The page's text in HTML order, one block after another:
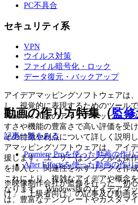
PC不具合
セキュリティ系
VPN
ウイルス対策
ファイル暗号化・ロック
データ復元・バックアップ
アイデアマッピングソフトウェアは
し、視覚的に表現するためのツール
Windows 10版のアイデアマッピング
すさや機能の豊富さで高い評価を受
その特徴や利点について詳しく説明
アマッピングソフトウェアは、アイ
援します。ユーザーはシンプルな操
を挿入し、関連性を示すリンクを作
これにより、複雑なアイデアや概念
なります。 Windows版のアイデアマ
は、豊富なテンプレートやカスタマ
動画の作り方特集（監修
記事一覧をみる
Premiere Proを使った動画の作り
After Effectsを使った動画の作り
※映像制作会社が監修を行った「初
け」「上級者向け」の記事及び動画